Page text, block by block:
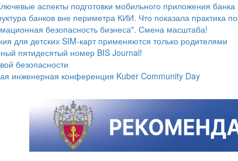
аспекты подготовки мобильного приложения банка
банков вне периметра КИИ. Что показала практика
безопасность бизнеса". Смена масштаба!
для детских SIM-карт применяются только родителями
пятидесятый номер BIS Journal!
безопасности
инженерная конференция Kuber Community Day